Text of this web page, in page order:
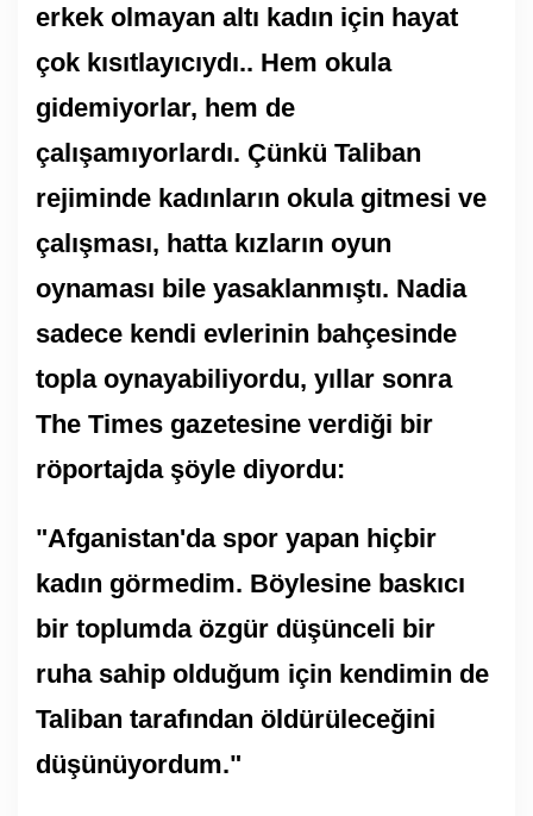
erkek olmayan altı kadın için hayat
çok kısıtlayıcıydı.. Hem okula
gidemiyorlar, hem de
çalışamıyorlardı. Çünkü Taliban
rejiminde kadınların okula gitmesi ve
çalışması, hatta kızların oyun
oynaması bile yasaklanmıştı. Nadia
sadece kendi evlerinin bahçesinde
topla oynayabiliyordu, yıllar sonra
The Times gazetesine verdiği bir
röportajda şöyle diyordu:
"Afganistan'da spor yapan hiçbir
kadın görmedim. Böylesine baskıcı
bir toplumda özgür düşünceli bir
ruha sahip olduğum için kendimin de
Taliban tarafından öldürüleceğini
düşünüyordum."